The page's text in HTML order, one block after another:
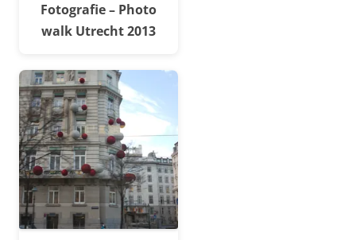
Fotografie – Photo
walk Utrecht 2013